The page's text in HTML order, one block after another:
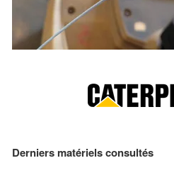
Derniers matériels consultés